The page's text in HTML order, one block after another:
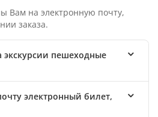
Вам на электронную почту,
заказа.
экскурсии пешеходные
электронный билет,